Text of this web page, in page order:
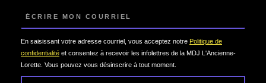
En saisissant votre adresse courriel, vous acceptez notre Politique de
confidentialité et consentez à recevoir les infolettres de la MDJ L'Ancienne-
Lorette. Vous pouvez vous désinscrire à tout moment.